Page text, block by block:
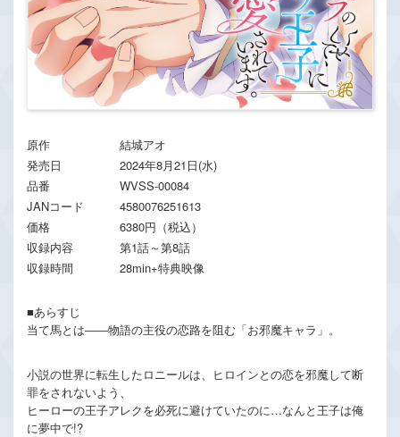
原作
結城アオ
発売日
2024年8月21日(水)
品番
WVSS-00084
JANコード
4580076251613
価格
6380円（税込）
収録内容
第1話～第8話
収録時間
28min+特典映像
■あらすじ
当て馬とは――物語の主役の恋路を阻む「お邪魔キャラ」。
小説の世界に転生したロニールは、ヒロインとの恋を邪魔して断
罪をされないよう、
ヒーローの王子アレクを必死に避けていたのに…なんと王子は俺
に夢中で!?